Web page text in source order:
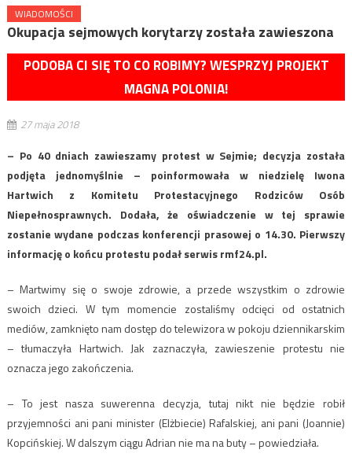
WIADOMOŚCI
Okupacja sejmowych korytarzy została zawieszona
PODOBA CI SIĘ TO CO ROBIMY? WESPRZYJ PROJEKT
MAGNA POLONIA!
27 maja 2018
– Po 40 dniach zawieszamy protest w Sejmie; decyzja została
podjęta jednomyślnie – poinformowała w niedzielę Iwona
Hartwich z Komitetu Protestacyjnego Rodziców Osób
Niepełnosprawnych. Dodała, że oświadczenie w tej sprawie
zostanie wydane podczas konferencji prasowej o 14.30. Pierwszy
informację o końcu protestu podał serwis rmf24.pl.
– Martwimy się o swoje zdrowie, a przede wszystkim o zdrowie
swoich dzieci. W tym momencie zostaliśmy odcięci od ostatnich
mediów, zamknięto nam dostęp do telewizora w pokoju dziennikarskim
– tłumaczyła Hartwich. Jak zaznaczyła, zawieszenie protestu nie
oznacza jego zakończenia.
– To jest nasza suwerenna decyzja, tutaj nikt nie będzie robił
przyjemności ani pani minister (Elżbiecie) Rafalskiej, ani pani (Joannie)
Kopcińskiej. W dalszym ciągu Adrian nie ma na buty – powiedziała.